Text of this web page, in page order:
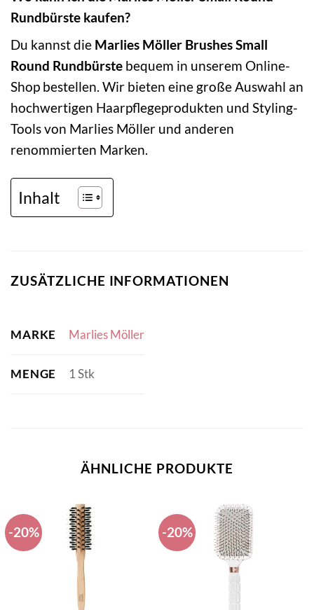
Rundbürste kaufen?
Du kannst die Marlies Möller Brushes Small
Round Rundbürste bequem in unserem Online-
Shop bestellen. Wir bieten eine große Auswahl an
hochwertigen Haarpflegeprodukten und Styling-
Tools von Marlies Möller und anderen
renommierten Marken.
Inhalt
ZUSÄTZLICHE INFORMATIONEN
MARKE Marlies Möller
MENGE 1 Stk
ÄHNLICHE PRODUKTE
-20% -20%